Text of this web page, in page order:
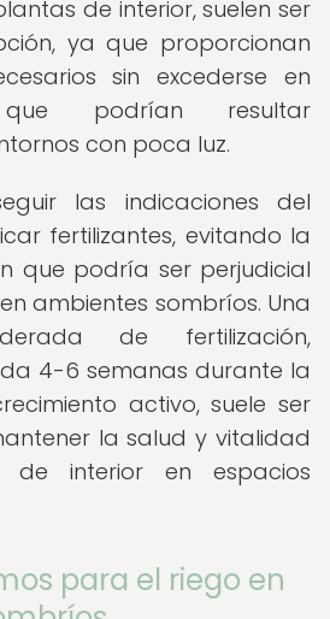
de interior, suelen ser
ya que proporcionan
sin excederse en
que podrían resultar
con poca luz.
las indicaciones del
fertilizantes, evitando la
que podría ser perjudicial
ambientes sombríos. Una
de fertilización,
4-6 semanas durante la
activo, suele ser
la salud y vitalidad
interior en espacios
para el riego en